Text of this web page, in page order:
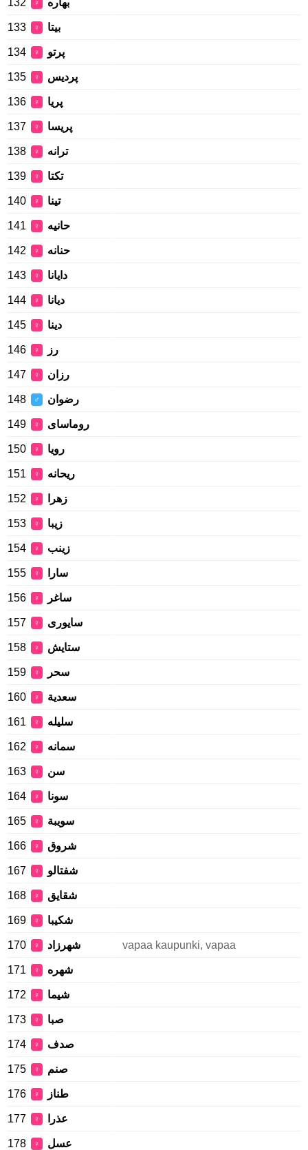
132 ♀ بهاره
133 ♀ بیتا
134 ♀ پرتو
135 ♀ پردیس
136 ♀ پریا
137 ♀ پریسا
138 ♀ ترانه
139 ♀ تکتا
140 ♀ تینا
141 ♀ حانیه
142 ♀ حنانه
143 ♀ دایانا
144 ♀ دیانا
145 ♀ دینا
146 ♀ رز
147 ♀ رزان
148 ♂ رضوان
149 ♀ روماسای
150 ♀ رویا
151 ♀ ریحانه
152 ♀ زهرا
153 ♀ زیبا
154 ♀ زینب
155 ♀ سارا
156 ♀ ساغر
157 ♀ سایوری
158 ♀ ستایش
159 ♀ سحر
160 ♀ سعدية
161 ♀ سلیله
162 ♀ سمانه
163 ♀ سن
164 ♀ سونا
165 ♀ سويبة
166 ♀ شروق
167 ♀ شفتالو
168 ♀ شقایق
169 ♀ شکیبا
170 ♀ شهرزاد vapaa kaupunki, vapaa
171 ♀ شهره
172 ♀ شیما
173 ♀ صبا
174 ♀ صدف
175 ♀ صنم
176 ♀ طناز
177 ♀ عذرا
178 ♀ عسل